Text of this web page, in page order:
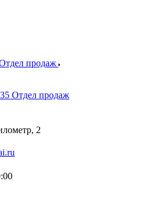
продаж
Отдел продаж
2